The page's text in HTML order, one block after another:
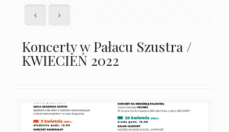
Koncerty w Pałacu Szustra /
KWIECIEŃ 2022